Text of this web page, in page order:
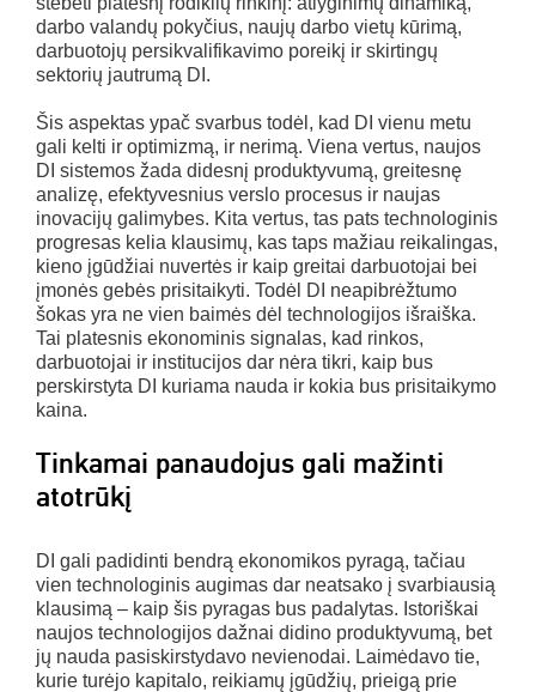
darbo valandų pokyčius, naujų darbo vietų kūrimą,
darbuotojų persikvalifikavimo poreikį ir skirtingų
sektorių jautrumą DI.
Šis aspektas ypač svarbus todėl, kad DI vienu metu
gali kelti ir optimizmą, ir nerimą. Viena vertus, naujos
DI sistemos žada didesnį produktyvumą, greitesnę
analizę, efektyvesnius verslo procesus ir naujas
inovacijų galimybes. Kita vertus, tas pats technologinis
progresas kelia klausimų, kas taps mažiau reikalingas,
kieno įgūdžiai nuvertės ir kaip greitai darbuotojai bei
įmonės gebės prisitaikyti. Todėl DI neapibrėžtumo
šokas yra ne vien baimės dėl technologijos išraiška.
Tai platesnis ekonominis signalas, kad rinkos,
darbuotojai ir institucijos dar nėra tikri, kaip bus
perskirstyta DI kuriama nauda ir kokia bus prisitaikymo
kaina.
Tinkamai panaudojus gali mažinti
atotrūkį
DI gali padidinti bendrą ekonomikos pyragą, tačiau
vien technologinis augimas dar neatsako į svarbiausią
klausimą – kaip šis pyragas bus padalytas. Istoriškai
naujos technologijos dažnai didino produktyvumą, bet
jų nauda pasiskirstydavo nevienodai. Laimėdavo tie,
kurie turėjo kapitalo, reikiamų įgūdžių, prieigą prie